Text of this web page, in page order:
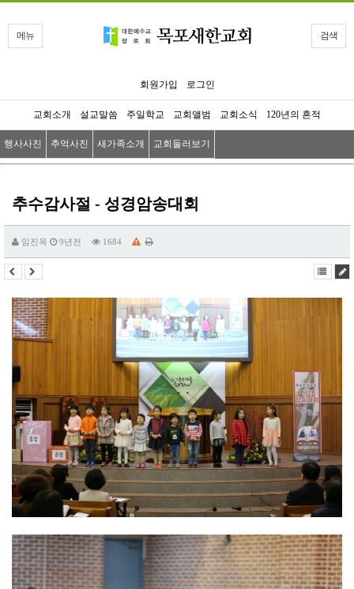
메뉴 검색
회원가입 로그인
교회소개 설교말씀 주일학교 교회앨범 교회소식 120년의 흔적
행사사진 추억사진 새가족소개 교회둘러보기
추수감사절 - 성경암송대회
임진옥 9년전 1684